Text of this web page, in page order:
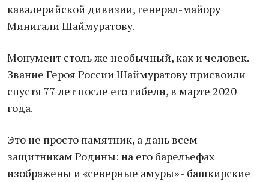
кавалерийской дивизии, генерал-майору
Минигали Шаймуратову.
Монумент столь же необычный, как и человек.
Звание Героя России Шаймуратову присвоили
спустя 77 лет после его гибели, в марте 2020
года.
Это не просто памятник, а дань всем
защитникам Родины: на его барельефах
изображены и «северные амуры» - башкирские